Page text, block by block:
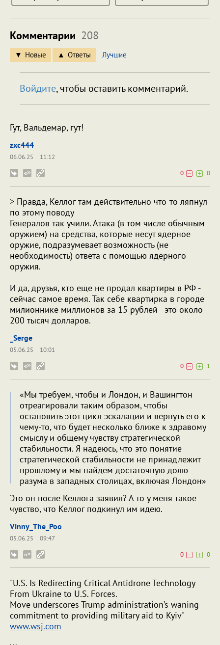
Комментарии 208
Новые Ответы Лучшие
Войдите, чтобы оставить комментарий.
Гут, Вальдемар, гут!
zxc444
06.06.25
11:12
0
0
> Правда, Келлог там действительно что-то ляпнул
по этому поводу
Генералов так учили. Атака (в том числе обычным
оружием) на средства, которые несут ядерное
оружие, подразумевает возможность (не
необходимость) ответа с помощью ядерного
оружия.
И да, друзья, кто еще не продал квартиры в РФ -
сейчас самое время. Так себе квартирка в городе
милионнике миллионов за 15 рублей - это около
200 тысяч долларов.
_Serge
05.06.25
10:01
0
1
«Мы требуем, чтобы и Лондон, и Вашингтон
отреагировали таким образом, чтобы
остановить этот цикл эскалации и вернуть его к
чему-то, что будет несколько ближе к здравому
смыслу и общему чувству стратегической
стабильности. Я надеюсь, что это понятие
стратегической стабильности не принадлежит
прошлому и мы найдем достаточную долю
разума в западных столицах, включая Лондон»
Это он после Келлога заявил? А то у меня такое
чувство, что Келлог подкинул им идею.
Vinny_The_Poo
05.06.25
09:47
0
0
"U.S. Is Redirecting Critical Antidrone Technology
From Ukraine to U.S. Forces.
Move underscores Trump administration’s waning
commitment to providing military aid to Kyiv"
www.wsj.com